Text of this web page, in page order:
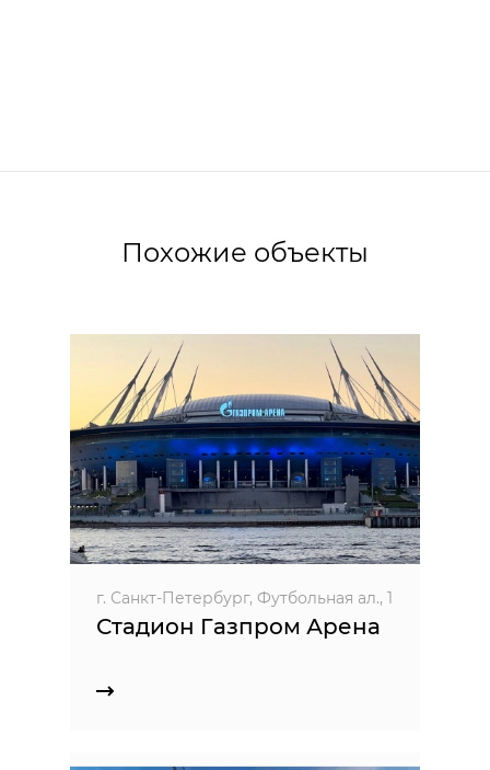
Похожие объекты
г. Санкт-Петербург, Футбольная ал., 1
Стадион Газпром Арена